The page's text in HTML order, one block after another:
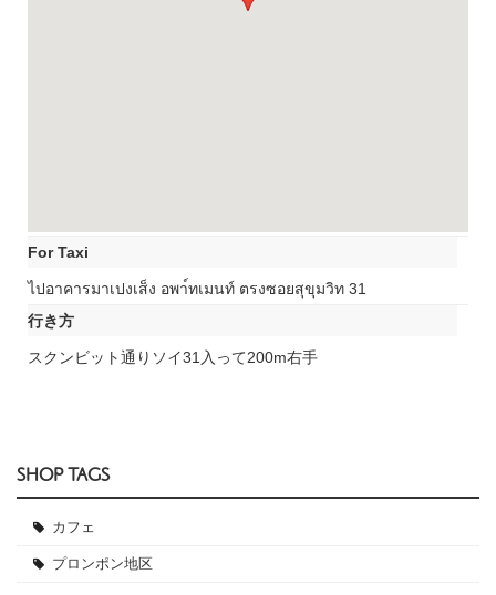
For Taxi
ไปอาคารมาเปงเส็ง อพา์ทเมนท์ ตรงซอยสุขุมวิท 31
行き方
スクンビット通りソイ31入って200m右手
SHOP TAGS
カフェ
プロンポン地区